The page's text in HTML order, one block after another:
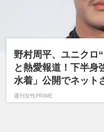
野村周平、ユニクロ
と熱愛報道！下半身
水着」公開でネット
週刊女性PRIME